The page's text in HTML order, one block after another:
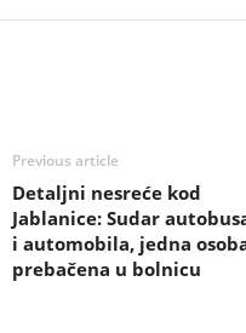
Previous article
Detaljni nesreće kod
Jablanice: Sudar
i automobila, jedna
prebačena u bolnicu